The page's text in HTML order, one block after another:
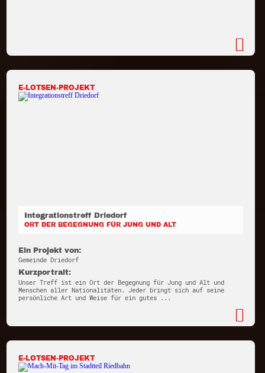
E-LOTSEN-PROJEKT
Integrationstreff Driedorf
ORT DER BEGEGNUNG FÜR JUNG UND ALT
Ein Projekt von:
Gemeinde Driedorf
Kurzportrait:
Unser Treff ist ein Ort der Begegnung für Jung und Alt und
Menschen aller Nationalitäten. Jeder bringt sich auf seine
persönliche Art und Weise für ein gutes ...
E-LOTSEN-PROJEKT